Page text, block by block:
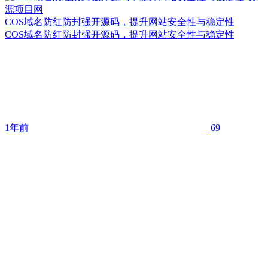
COS域名防红防封强开源码，提升网站安全性与稳定性
COS域名防红防封强开源码，提升网站安全性与稳定性
1年前 69